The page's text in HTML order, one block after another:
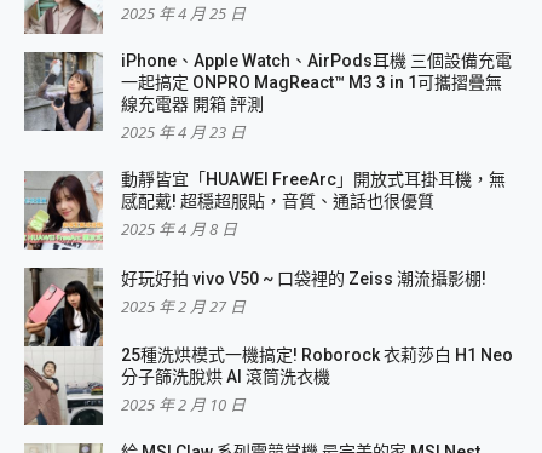
2025 年 4 月 25 日
iPhone、Apple Watch、AirPods耳機 三個設備充電
一起搞定 ONPRO MagReact™ M3 3 in 1可攜摺疊無
線充電器 開箱 評測
2025 年 4 月 23 日
動靜皆宜「HUAWEI FreeArc」開放式耳掛耳機，無
感配戴! 超穩超服貼，音質、通話也很優質
2025 年 4 月 8 日
好玩好拍 vivo V50 ~ 口袋裡的 Zeiss 潮流攝影棚!
2025 年 2 月 27 日
25種洗烘模式一機搞定! Roborock 衣莉莎白 H1 Neo
分子篩洗脫烘 AI 滾筒洗衣機
2025 年 2 月 10 日